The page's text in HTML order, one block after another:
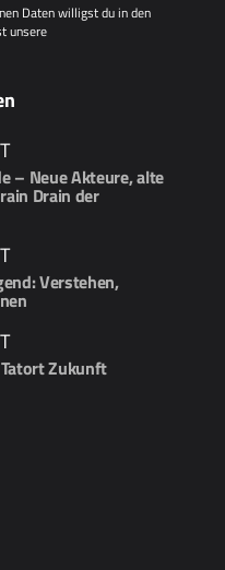
Daten willigst du in den
unsere
– Neue Akteure, alte
Drain der
Verstehen,
Tatort Zukunft